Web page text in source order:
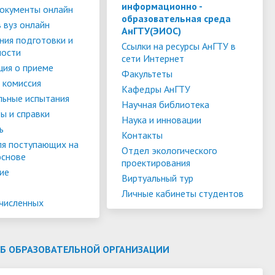
Финансово-хозяйственная
деятельность
Организация питания в
образовательной организации
Информация Министерства науки и
высшего образования РФ
Международное сотрудничество
Информационная поддержка
сотрудников и обучающихся по
вопросам коронавирусной
инфекции и организации
дистанционного обучения
платной основе
Для поступающих из ДНР, ЛНР,
Запорожской области и
Херсонской области
Дополнительный прием
онлайн
онлайн
подготовки и
о приеме
испытания
и справки
поступающих на
информационно -
образовательная среда
АнГТУ(ЭИОС)
Ссылки на ресурсы АнГТУ в
сети Интернет
Факультеты
Кафедры АнГТУ
Научная библиотека
Наука и инновации
Контакты
Отдел экологического
проектирования
Виртуальный тур
Личные кабинеты студентов
ОБРАЗОВАТЕЛЬНОЙ ОРГАНИЗАЦИИ